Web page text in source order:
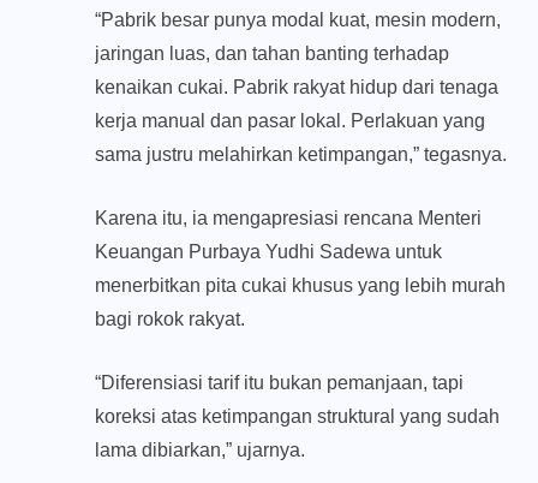
“Pabrik besar punya modal kuat, mesin modern,
jaringan luas, dan tahan banting terhadap
kenaikan cukai. Pabrik rakyat hidup dari tenaga
kerja manual dan pasar lokal. Perlakuan yang
sama justru melahirkan ketimpangan,” tegasnya.
Karena itu, ia mengapresiasi rencana Menteri
Keuangan Purbaya Yudhi Sadewa untuk
menerbitkan pita cukai khusus yang lebih murah
bagi rokok rakyat.
“Diferensiasi tarif itu bukan pemanjaan, tapi
koreksi atas ketimpangan struktural yang sudah
lama dibiarkan,” ujarnya.